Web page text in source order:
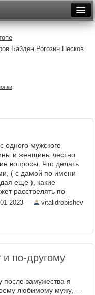
Байден Рогозин Песков
одного мужского
и женщины честно
вопросы. Что делать
( с дамой по имени
еще ), какие
расстрелять по
времени? ЕВГЕНИЙ,
...
2023 — vitalidrobishev
по-другому
после замужества я
любимому мужу, —